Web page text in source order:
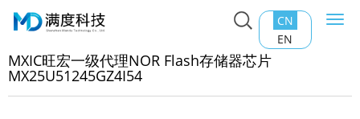
CN
EN
主页>产品中心>Nor Flash
MXIC旺宏一级代理NOR
MXIC旺宏一级代理NOR Flash存储器芯片
MX25U51245GZ4I54